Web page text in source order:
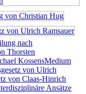
nach
Thorsten
KossensMedium
von Ulrich
von Claas-Hinrich
Ansätze